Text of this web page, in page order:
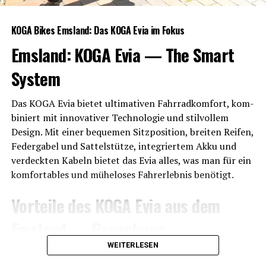
KOGA Bikes Ems­land: Das KOGA Evia im Fokus
Ems­land: KOGA Evia — The Smart
System
Das KOGA Evia bie­tet ulti­ma­ti­ven Fahr­rad­kom­fort, kom­
bi­niert mit inno­va­ti­ver Tech­no­lo­gie und stil­vol­lem
Design. Mit einer beque­men Sitz­po­si­ti­on, brei­ten Rei­fen,
Feder­ga­bel und Sat­tel­stüt­ze, inte­grier­tem Akku und
ver­deck­ten Kabeln bie­tet das Evia alles, was man für ein
kom­for­ta­bles und mühe­lo­ses Fahr­erleb­nis benötigt.
Vor­tei­le des KOGA Evia aus dem
Ems­land — Papenburg
SP-Con­nect Halterung
WEITERLESEN